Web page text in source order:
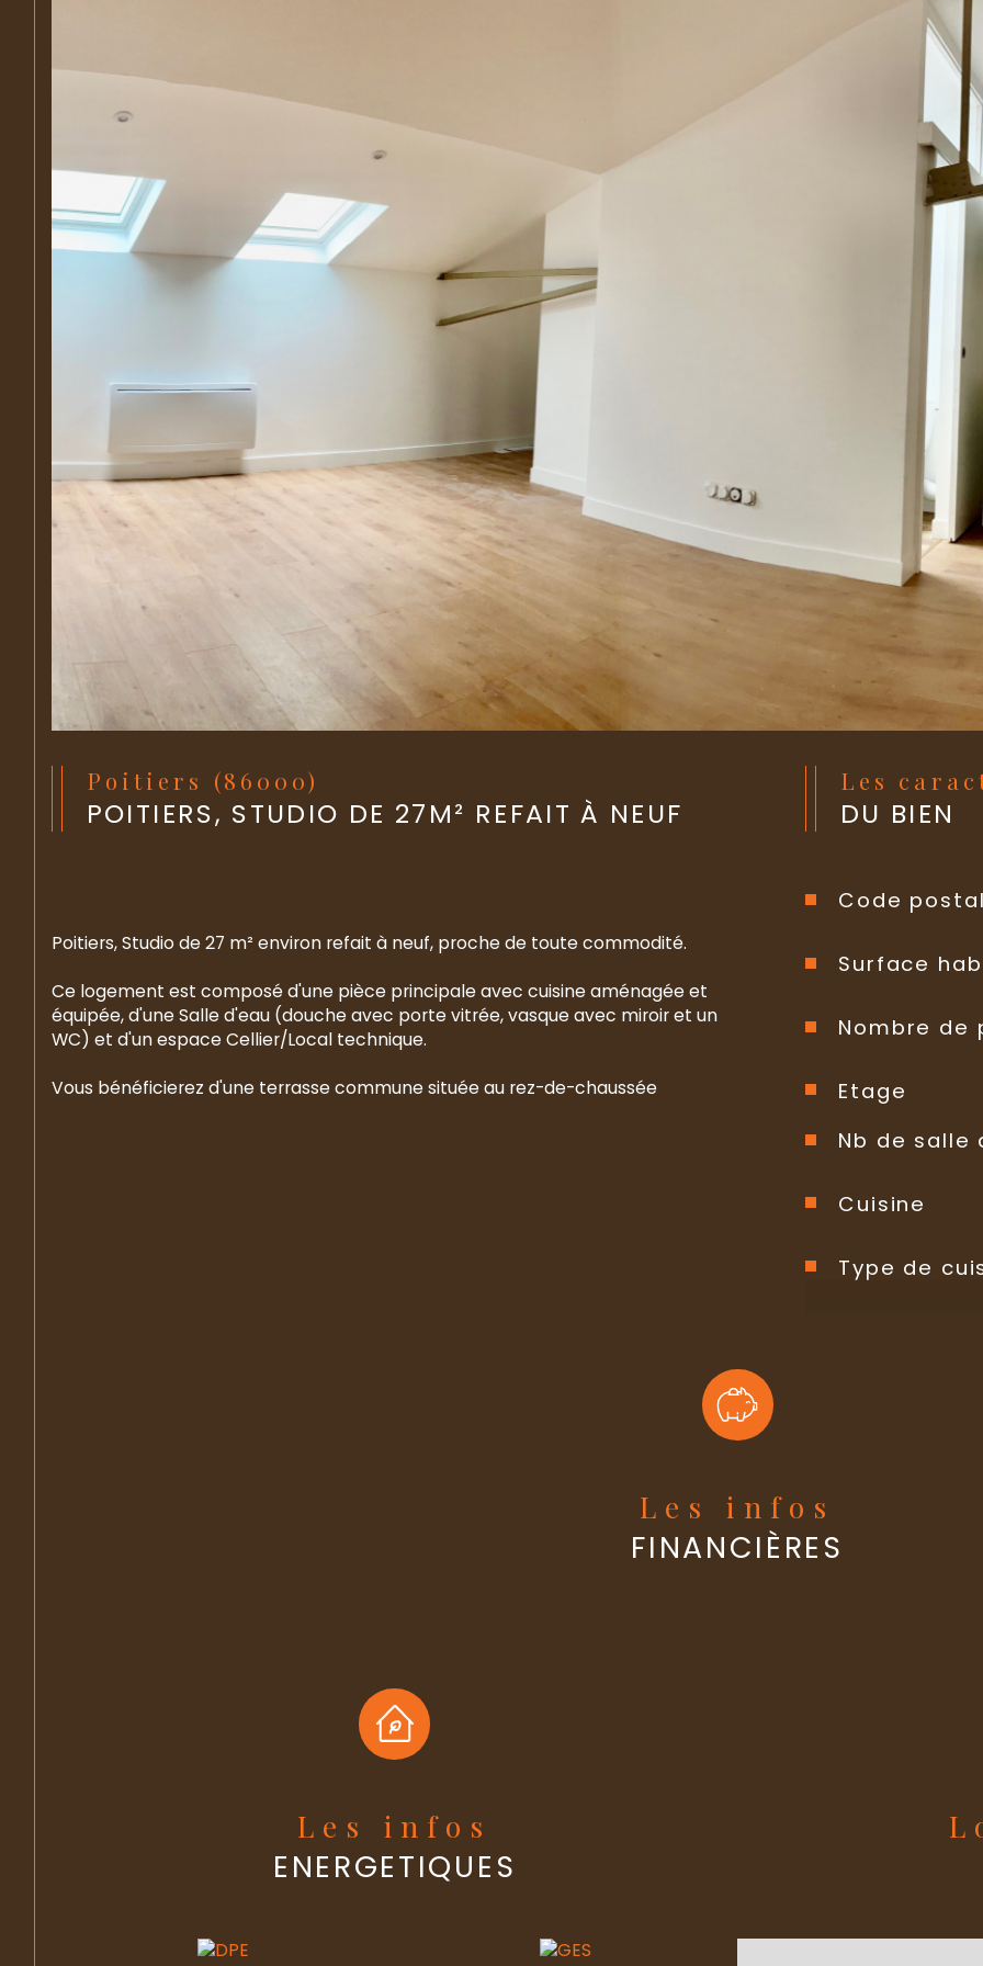
Poitiers (86000)
POITIERS, STUDIO DE 27M² REFAIT À NEUF
Poitiers, Studio de 27 m² environ refait à neuf, proche de toute commodité.
Ce logement est composé d'une pièce principale avec cuisine aménagée et
équipée, d'une Salle d'eau (douche avec porte vitrée, vasque avec miroir et un
WC) et d'un espace Cellier/Local technique.
Vous bénéficierez d'une terrasse commune située au rez-de-chaussée
Les
DU BIEN
Code
Surface
Nombre de
Etage
Nb de salle
Cuisine
Type de
Les infos
FINANCIÈRES
Les infos
ENERGETIQUES